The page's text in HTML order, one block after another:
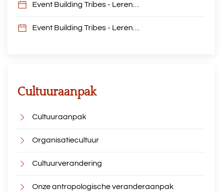
Event Building Tribes - Leren…
Event Building Tribes - Leren…
Cultuuraanpak
Cultuuraanpak
Organisatiecultuur
Cultuurverandering
Onze antropologische veranderaanpak